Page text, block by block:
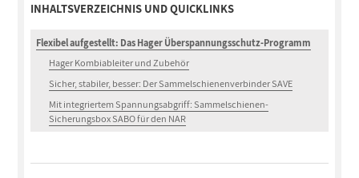
INHALTSVERZEICHNIS UND QUICKLINKS
Flexibel aufgestellt: Das Hager Überspannungsschutz-Programm
Hager Kombiableiter und Zubehör
Sicher, stabiler, besser: Der Sammelschienenverbinder SAVE
Mit integriertem Spannungsabgriff: Sammelschienen-
Sicherungsbox SABO für den NAR